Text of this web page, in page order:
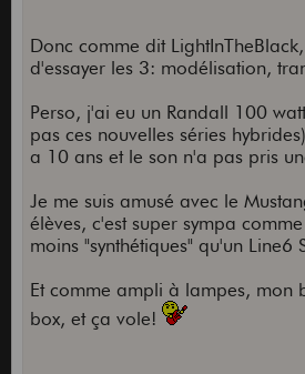
Donc comme dit
d'essayer les 3: modélisation,
Perso, j'ai eu un Randall 100
pas ces nouvelles séries
a 10 ans et le son n'a pas pris
Je me suis amusé avec le
élèves, c'est super sympa
moins "synthétiques" qu'un Line6
Et comme ampli à lampes, mon
box, et ça vole!